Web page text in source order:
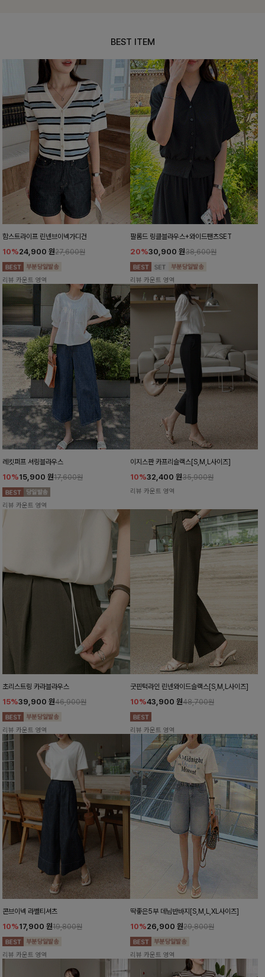
BEST ITEM
함스트라이프 린넨브이넥가디건
10%24,900 원27,600원
리뷰 카운트 영역
팔롬드 링클블라우스+와이드팬츠SET
20%30,900 원38,600원
리뷰 카운트 영역
레킷퍼프 셔링블라우스
10%15,900 원17,600원
리뷰 카운트 영역
이지스판 카프리슬랙스[S,M,L사이즈]
10%32,400 원35,900원
리뷰 카운트 영역
초리스트링 카라블라우스
15%39,900 원46,900원
리뷰 카운트 영역
굿핀턱라인 린넨와이드슬랙스[S,M,L사이즈]
10%43,900 원48,700원
리뷰 카운트 영역
콘브이넥 라벨티셔츠
10%17,900 원19,800원
리뷰 카운트 영역
딱좋은5부 데님반바지[S,M,L,XL사이즈]
10%26,900 원29,800원
리뷰 카운트 영역